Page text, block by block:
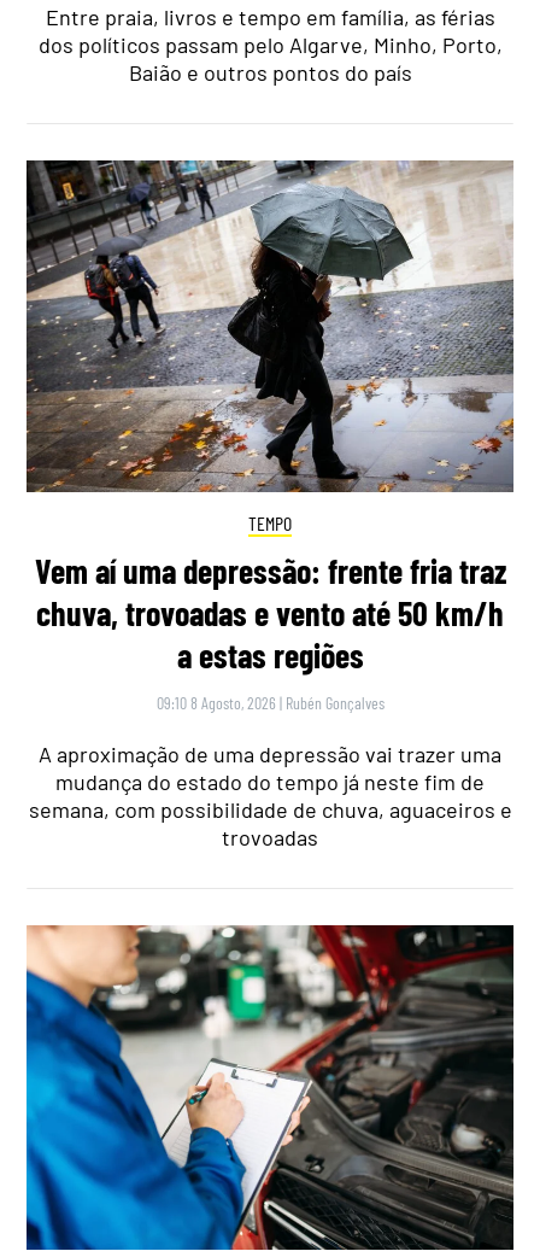
Entre praia, livros e tempo em família, as férias
dos políticos passam pelo Algarve, Minho, Porto,
Baião e outros pontos do país
TEMPO
Vem aí uma depressão: frente fria traz
chuva, trovoadas e vento até 50 km/h
a estas regiões
09:10 8 Agosto, 2026 | Rubén Gonçalves
A aproximação de uma depressão vai trazer uma
mudança do estado do tempo já neste fim de
semana, com possibilidade de chuva, aguaceiros e
trovoadas